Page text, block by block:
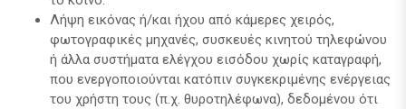
Λήψη εικόνας ή/και ήχου από κάμερες χειρός,
φωτογραφικές μηχανές, συσκευές κινητού τηλεφώνου
ή άλλα συστήματα ελέγχου εισόδου χωρίς καταγραφή,
που ενεργοποιούνται κατόπιν συγκεκριμένης ενέργειας
του χρήστη τους (π.χ. θυροτηλέφωνα), δεδομένου ότι